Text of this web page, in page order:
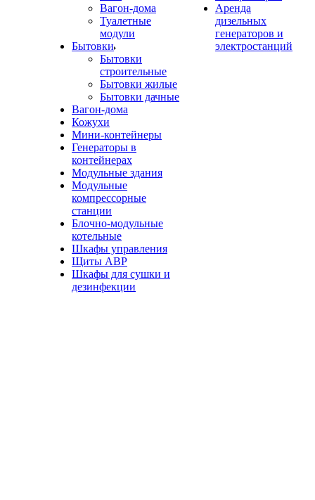
Вагон-дома
Туалетные
модули
Бытовки
Бытовки
строительные
Бытовки жилые
Бытовки дачные
Вагон-дома
Кожухи
Мини-контейнеры
Генераторы в
контейнерах
Модульные здания
Модульные
компрессорные
станции
Блочно-модульные
котельные
Шкафы управления
Щиты АВР
Шкафы для сушки и
дезинфекции
Аренда
дизельных
генераторов и
электростанций